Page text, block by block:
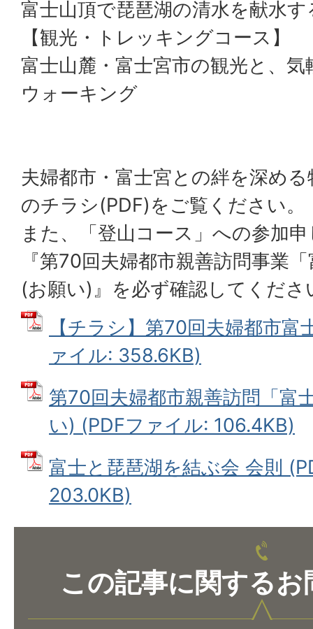
富士山頂で琵琶湖の清水を献水す
【観光・トレッキングコース】
富士山麓・富士宮市の観光と、
ウォーキング
夫婦都市・富士宮との絆を深め
のチラシ(PDF)をご覧ください。
また、「登山コース」への参加
『第70回夫婦都市親善訪問事業
(お願い)』を必ず確認してくださ
【チラシ】第70回夫婦都市
ァイル: 358.6KB)
第70回夫婦都市親善訪問「富
い) (PDFファイル: 106.4KB)
富士と琵琶湖を結ぶ会 会則
203.0KB)
この記事に関するお